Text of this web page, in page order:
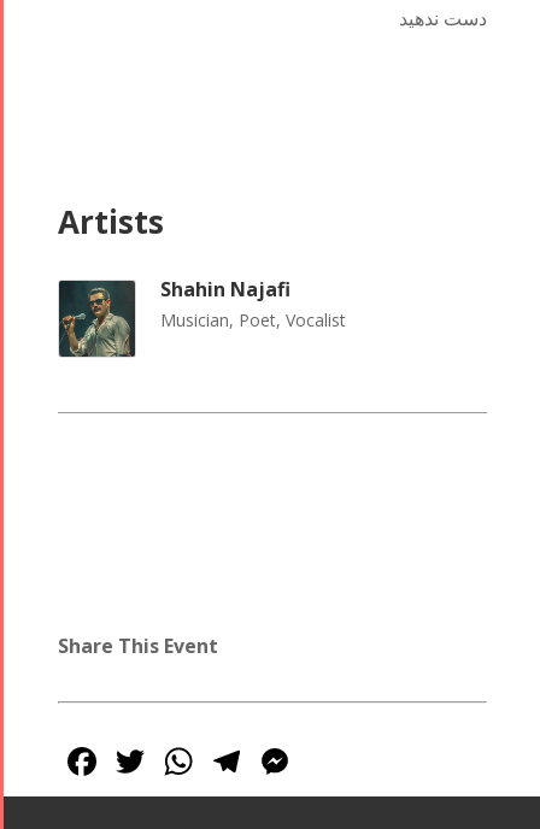
دست ندهید
Artists
Shahin Najafi
Musician, Poet, Vocalist
Share This Event
Facebook
Twitter
WhatsApp
Telegram